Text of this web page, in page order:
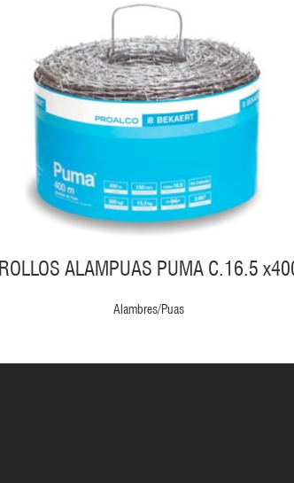
ROLLOS ALAMPUAS PUMA C.16.5
Alambres/Puas